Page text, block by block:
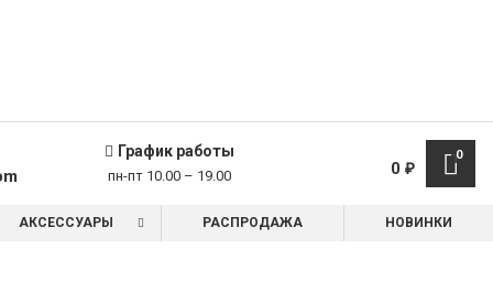
График работы
пн-пт 10.00 – 19.00
0
0 ₽
АКСЕССУАРЫ РАСПРОДАЖА НОВИНКИ